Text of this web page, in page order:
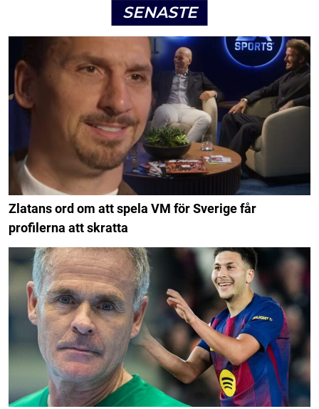
SENASTE
Zlatans ord om att spela VM för Sverige får
profilerna att skratta